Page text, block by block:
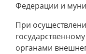
Федерации и
При
органами